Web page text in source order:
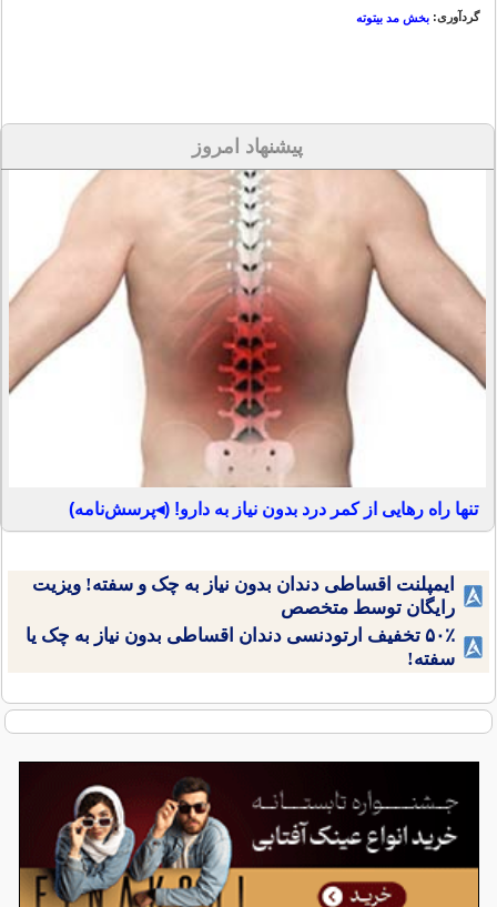
گردآوری: بخش مد بیتوته
پیشنهاد امروز
تنها راه رهایی از کمر درد بدون نیاز به دارو! (◂پرسش‌نامه)
ایمپلنت اقساطی دندان بدون نیاز به چک و سفته! ویزیت
رایگان توسط متخصص
۵۰٪ تخفیف ارتودنسی دندان اقساطی بدون نیاز به چک یا
سفته!